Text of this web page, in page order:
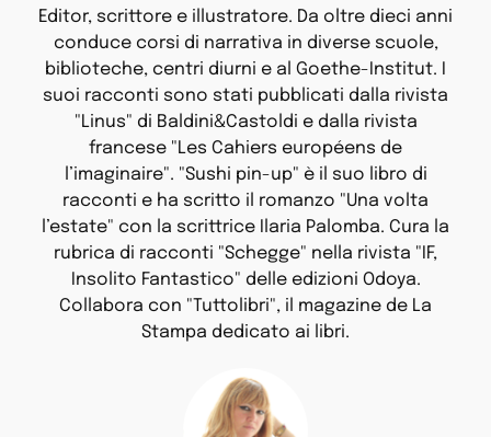
Editor, scrittore e illustratore. Da oltre dieci anni
conduce corsi di narrativa in diverse scuole,
biblioteche, centri diurni e al Goethe-Institut. I
suoi racconti sono stati pubblicati dalla rivista
"Linus" di Baldini&Castoldi e dalla rivista
francese "Les Cahiers européens de
l’imaginaire". "Sushi pin-up" è il suo libro di
racconti e ha scritto il romanzo "Una volta
l’estate" con la scrittrice Ilaria Palomba. Cura la
rubrica di racconti "Schegge" nella rivista "IF,
Insolito Fantastico" delle edizioni Odoya.
Collabora con "Tuttolibri", il magazine de La
Stampa dedicato ai libri.